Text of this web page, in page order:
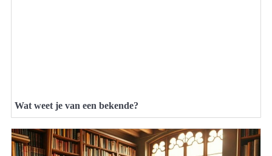
Wat weet je van een bekende?